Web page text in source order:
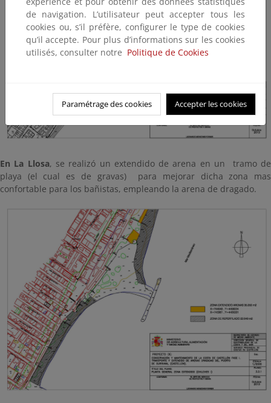
En La Llosa, se realizó un extendido de arena en un tramo de
playa (el cual es de gravas) para mejorar dicha zona mas
confortable para los bañistas, empleando la arena de dragado.
de navigation. L’utilisateur peut accepter tous les
cookies ou, s’il préfère, configurer le type de cookies
qu’il accepte. Pour plus d’informations sur les cookies
utilisés, consulter notre Politique de Cookies
Paramétrage des cookies Accepter les cookies